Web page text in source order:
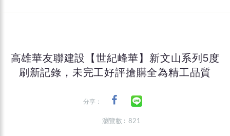
高雄華友聯建設【世紀峰華】新文山系列5度
刷新記錄，未完工好評搶購全為精工品質
分享：
瀏覽數 : 821